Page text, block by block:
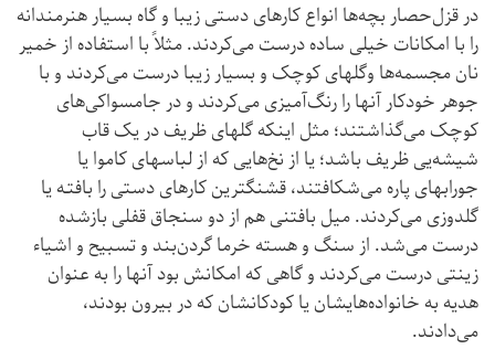
در قزل‌حصار بچه‌ها انواع کارهای دستی زیبا و گاه بسیار هنرمندانه
را با امکانات خیلی ساده درست می‌کردند. مثلاً با استفاده از خمیر
نان مجسمه‌ها وگلهای کوچک و بسیار زیبا درست می‌کردند و با
جوهر خودکار آنها را رنگ‌آمیزی می‌کردند و در جامسواکی‌های
کوچک می‌گذاشتند؛ مثل اینکه گلهای ظریف در یک قاب
شیشه‌یی ظریف باشد؛ یا از نخ‌هایی که از لباسهای کاموا یا
جورابهای پاره می‌شکافتند، قشنگترین کارهای دستی را بافتـه یا
گلدوزی می‌کردند. میل بافتنی هم از دو سنجاق قفلی بازشده
درست می‌شد. از سنگ و هسته خرما گردن‌بند و تسبیح و اشیاء
زینتی درست می‌کردند و گاهی که امکانش بود آنها را به عنوان
هدیه به خانواده‌هایشان یا کودکانشان که در بیرون بودند،
می‌دادند.